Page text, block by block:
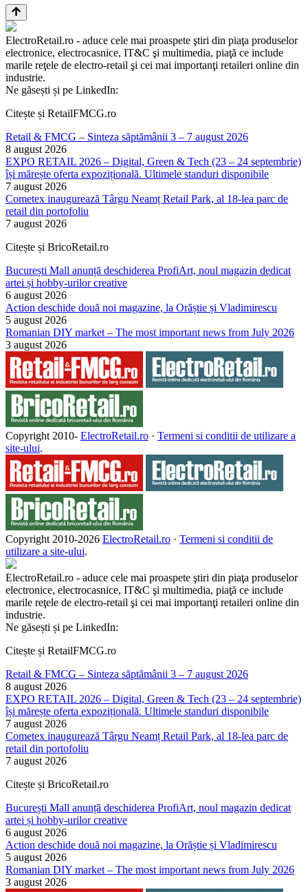
ElectroRetail.ro - aduce cele mai proaspete ştiri din piaţa produselor
electronice, electrocasnice, IT&C şi multimedia, piaţă ce include
marile reţele de electro-retail şi cei mai importanţi retaileri online din
industrie.
Ne găsești și pe LinkedIn:
Citește și RetailFMCG.ro
Retail & FMCG – Sinteza săptămânii 3 – 7 august 2026
8 august 2026
EXPO RETAIL 2026 – Digital, Green & Tech (23 – 24 septembrie)
își mărește oferta expozițională. Ultimele standuri disponibile
7 august 2026
Cometex inaugurează Târgu Neamț Retail Park, al 18-lea parc de
retail din portofoliu
7 august 2026
Citește și BricoRetail.ro
București Mall anunță deschiderea ProfiArt, noul magazin dedicat
artei și hobby-urilor creative
6 august 2026
Action deschide două noi magazine, la Orăștie și Vladimirescu
5 august 2026
Romanian DIY market – The most important news from July 2026
3 august 2026
Copyright 2010- ElectroRetail.ro · Termeni si conditii de utilizare a
site-ului.
Copyright 2010-2026 ElectroRetail.ro · Termeni si conditii de
utilizare a site-ului.
ElectroRetail.ro - aduce cele mai proaspete ştiri din piaţa produselor
electronice, electrocasnice, IT&C şi multimedia, piaţă ce include
marile reţele de electro-retail şi cei mai importanţi retaileri online din
industrie.
Ne găsești și pe LinkedIn:
Citește și RetailFMCG.ro
Retail & FMCG – Sinteza săptămânii 3 – 7 august 2026
8 august 2026
EXPO RETAIL 2026 – Digital, Green & Tech (23 – 24 septembrie)
își mărește oferta expozițională. Ultimele standuri disponibile
7 august 2026
Cometex inaugurează Târgu Neamț Retail Park, al 18-lea parc de
retail din portofoliu
7 august 2026
Citește și BricoRetail.ro
București Mall anunță deschiderea ProfiArt, noul magazin dedicat
artei și hobby-urilor creative
6 august 2026
Action deschide două noi magazine, la Orăștie și Vladimirescu
5 august 2026
Romanian DIY market – The most important news from July 2026
3 august 2026